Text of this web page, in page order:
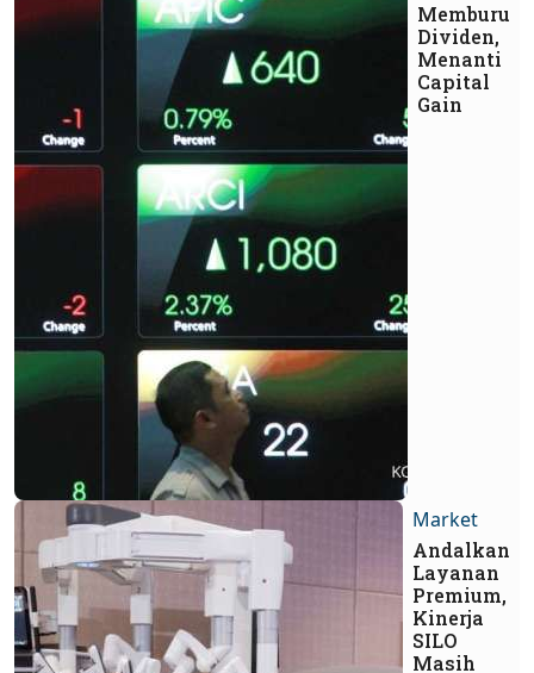
Memburu
Dividen,
Menanti
Capital
Gain
Market
Andalkan
Layanan
Premium,
Kinerja
SILO
Masih